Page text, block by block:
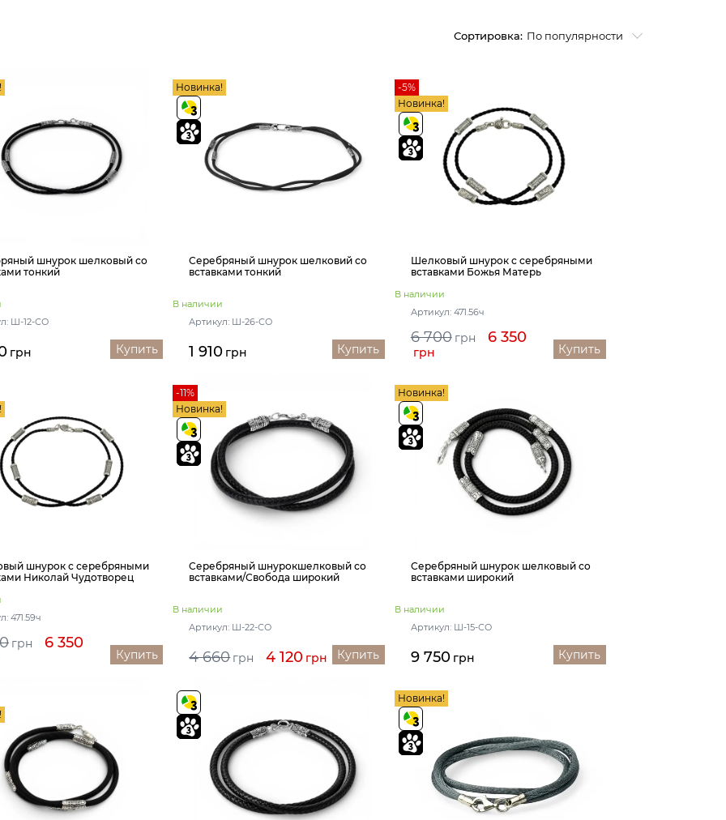
Сортировка: По популярности
шнурок шелковый со
тонкий
Ш-12-СО
грн Купить
Новинка!
Серебряный шнурок шелковий со
вставками тонкий
В наличии
Артикул: Ш-26-СО
1 910 грн Купить
-5%
Новинка!
Шелковый шнурок с серебряными
вставками Божья Матерь
В наличии
Артикул: 471.56ч
6 700 грн 6 350
грн Купить
шнурок с серебряными
Николай Чудотворец
471.59ч
грн 6 350
Купить
-11%
Новинка!
Серебряный шнурокшелковый со
вставками/Свобода широкий
В наличии
Артикул: Ш-22-СО
4 660 грн 4 120 грн Купить
Новинка!
Серебряный шнурок шелковый со
вставками широкий
В наличии
Артикул: Ш-15-СО
9 750 грн Купить
Новинка!